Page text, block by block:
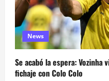
News
Se acabó la espera: Vozinha
fichaje con Colo Colo